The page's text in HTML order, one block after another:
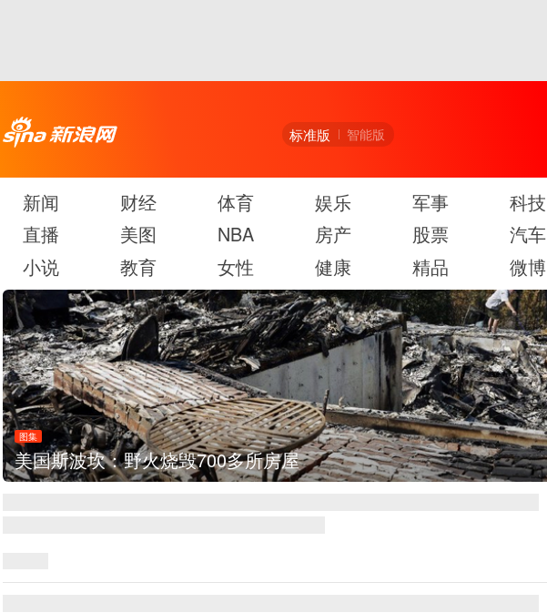
标准版 智能版
新闻 财经 体育 娱乐 军事 科技
直播
美图 NBA 房产 股票 汽车
小说
教育 女性 健康 精品 微博
图集
叙利亚：大马士革发生爆炸